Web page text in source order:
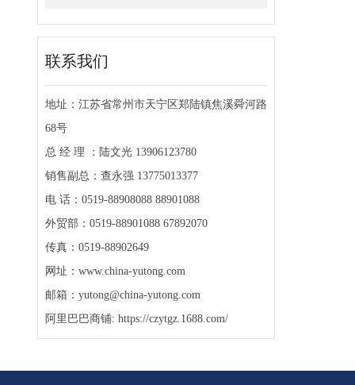
联系我们
地址：江苏省常州市天宁区郑陆镇焦溪舜河路
68号
总 经 理 ：陆文光 13906123780
销售副总：查永强 13775013377
电 话：0519-88908088 88901088
外贸部：0519-88901088 67892070
传真：0519-88902649
网址：www.china-yutong.com
邮箱：yutong@china-yutong.com
阿里巴巴商铺: https://czytgz.1688.com/